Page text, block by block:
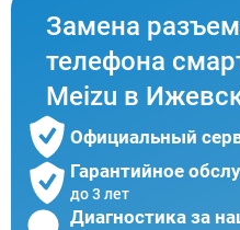
Замена
телефона
Meizu в
Официальный
Гарантийное
до 3 лет
Диагностика за